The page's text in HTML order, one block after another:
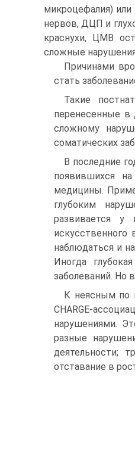
микроцефалия)
нервов, ДЦП и
краснухи, ЦМВ
сложные
Причинами
стать
Такие
перенесенные в
сложному
соматических
В последние
появившихся
медицины.
глубоким
развивается
наблюдаться и
Иногда
заболеваний. Но
К неясным по
CHARGE-
нарушениями.
разные
деятельности;
отставание в